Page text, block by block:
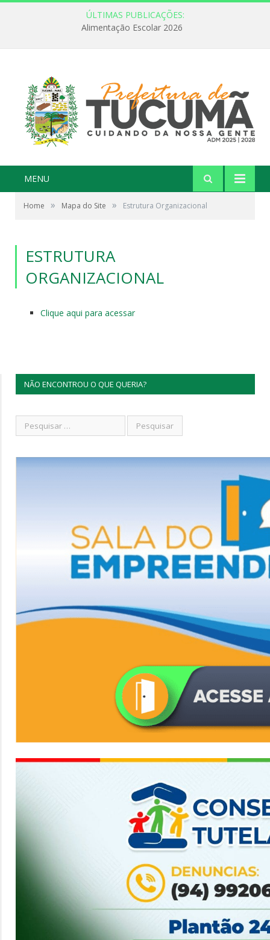
ÚLTIMAS PUBLICAÇÕES:
Alimentação Escolar 2026
MENU
Home » Mapa do Site » Estrutura Organizacional
ESTRUTURA
ORGANIZACIONAL
Clique aqui para acessar
NÃO ENCONTROU O QUE QUERIA?